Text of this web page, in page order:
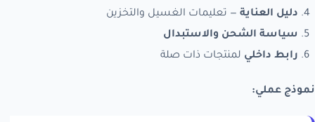
دليل العناية — تعليمات الغسيل والتخزين
سياسة الشحن والاستبدال
رابط داخلي لمنتجات ذات صلة
نموذج عملي: